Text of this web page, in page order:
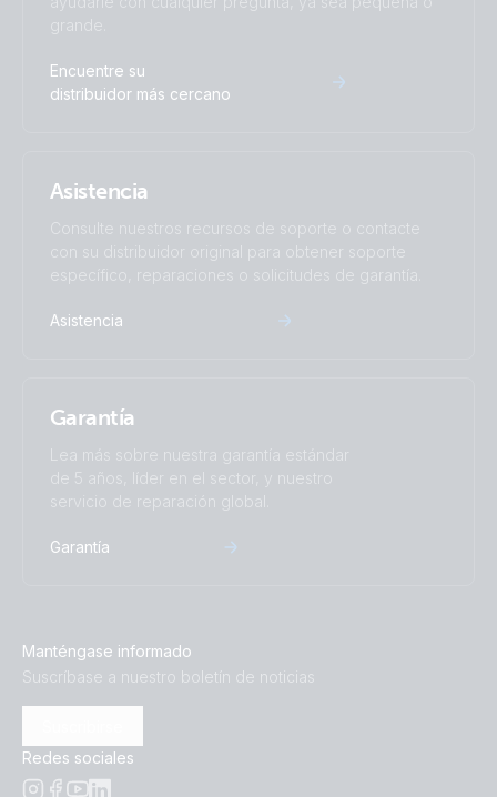
grande.
Encuentre su
distribuidor más cercano
Asistencia
Consulte nuestros recursos de soporte o contacte
con su distribuidor original para obtener soporte
específico, reparaciones o solicitudes de garantía.
Asistencia
Garantía
Lea más sobre nuestra garantía estándar
de 5 años, líder en el sector, y nuestro
servicio de reparación global.
Garantía
Manténgase informado
Suscríbase a nuestro boletín de noticias
Redes sociales